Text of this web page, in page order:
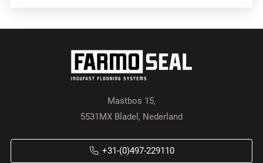
Mastbos 15,
5531MX Bladel, Nederland
+31-(0)497-229110